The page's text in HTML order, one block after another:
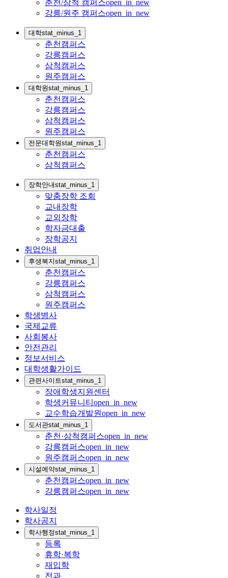
춘천/삼척 캠퍼스open_in_new
강릉/원주 캠퍼스open_in_new
대학stat_minus_1
춘천캠퍼스
강릉캠퍼스
삼척캠퍼스
원주캠퍼스
대학원stat_minus_1
춘천캠퍼스
강릉캠퍼스
삼척캠퍼스
원주캠퍼스
전문대학원stat_minus_1
춘천캠퍼스
삼척캠퍼스
장학안내stat_minus_1
맞춤장학 조회
교내장학
교외장학
학자금대출
장학공지
취업안내
후생복지stat_minus_1
춘천캠퍼스
강릉캠퍼스
삼척캠퍼스
원주캠퍼스
학생병사
국제교류
사회봉사
안전관리
정보서비스
대학생활가이드
관련사이트stat_minus_1
장애학생지원센터
학생커뮤니티 open_in_new
교수학습개발원open_in_new
도서관stat_minus_1
춘천·삼척캠퍼스open_in_new
강릉캠퍼스open_in_new
원주캠퍼스open_in_new
시설예약stat_minus_1
춘천캠퍼스open_in_new
강릉캠퍼스open_in_new
학사일정
학사공지
학사행정stat_minus_1
등록
휴학·복학
재입학
전과